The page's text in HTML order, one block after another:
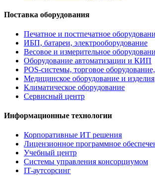
Поставка оборудования
Печатное и постпечатное
ИБП, батареи, электрооборудование
Весовое и измерительное
Оборудование автоматизации и КИП
POS-системы, торговое
Медицинское оборудование и изделия
Климатическое оборудование
Сервисный центр
Информационные технологии
Корпоративные ИТ решения
Лицензионное программное
Учебный центр
Системы управления консорциумом
IT-аутсорсинг